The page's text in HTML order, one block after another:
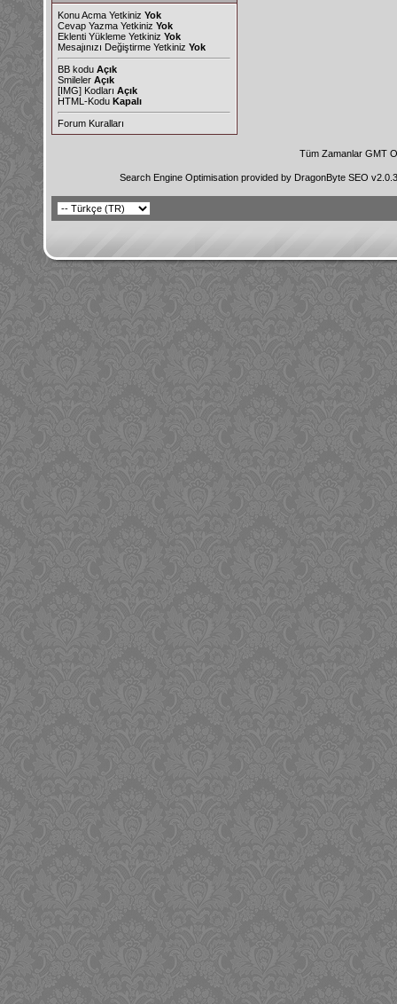
Konu Acma Yetkiniz Yok
Cevap Yazma Yetkiniz Yok
Eklenti Yükleme Yetkiniz Yok
Mesajınızı Değiştirme Yetkiniz Yok
BB kodu Açık
Smileler Açık
[IMG] Kodları Açık
HTML-Kodu Kapalı
Forum Kuralları
Tüm Zamanlar GMT
Search Engine Optimisation provided by DragonByte SEO